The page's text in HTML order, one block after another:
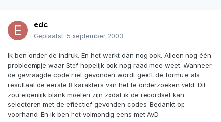
edc
Geplaatst: 5 september 2003
Ik ben onder de indruk. En het werkt dan nog ook. Alleen nog één
probleempje waar Stef hopelijk ook nog raad mee weet. Wanneer
de gevraagde code niet gevonden wordt geeft de formule als
resultaat de eerste 8 karakters van het te onderzoeken veld. Dit
zou eigenlijk blank moeten zijn zodat ik de recordset kan
selecteren met de effectief gevonden codes. Bedankt op
voorhand. En ik ben het volmondig eens met AvD.